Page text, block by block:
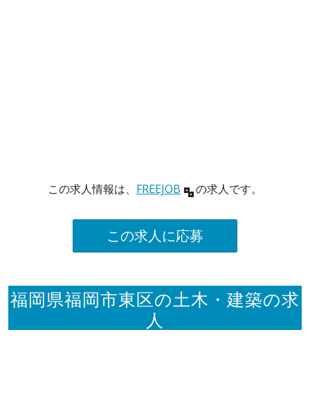
この求人情報は、 FREEJOB の求人です。
この求人に応募
福岡県福岡市東区の土木・建築の求
人